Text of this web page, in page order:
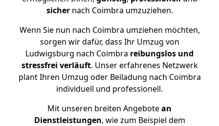
sichernach Coimbra umzuziehen.
Wenn Sie nun nach Coimbra umziehen möchten,
sorgen wir dafür, dass Ihr Umzug von
Ludwigsburg nach Coimbra reibungslos und
stressfrei verläuft. Unser erfahrenes Netzwerk
plant Ihren Umzug oder Beiladung nach Coimbra
individuell und professionell.
Mit unseren breiten Angebotean
Dienstleistungen, wie zum Beispiel dem